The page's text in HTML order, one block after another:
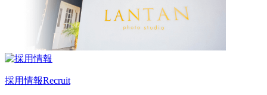
採用情報Recruit